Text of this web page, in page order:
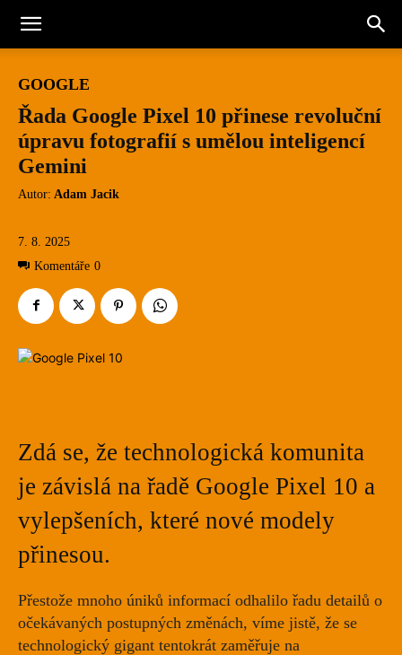
7. 8. 2025
Komentáře 0
GOOGLE
Řada Google Pixel 10 přinese revoluční
úpravu fotografií s umělou inteligencí
Gemini
Autor: Adam Jacik
Zdá se, že technologická komunita
je závislá na řadě Google Pixel 10 a
vylepšeních, které nové modely
přinesou.
Přestože mnoho úniků informací odhalilo řadu detailů o
očekávaných postupných změnách, víme jistě, že se
technologický gigant tentokrát zaměřuje na